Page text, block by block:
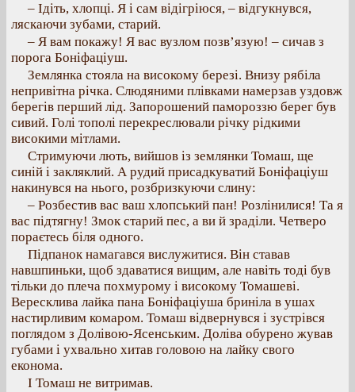
– Ідіть, хлопці. Я і сам відігріюся, – відгукнувся,
ляскаючи зубами, старий.
– Я вам покажу! Я вас вузлом позв’язую! – сичав з
порога Боніфаціуш.
Землянка стояла на високому березі. Внизу рябіла
непривітна річка. Слюдяними плівками намерзав уздовж
берегів перший лід. Запорошений памороззю берег був
сивий. Голі тополі перекреслювали річку рідкими
високими мітлами.
Стримуючи лють, вийшов із землянки Томаш, ще
синій і закляклий. А рудий присадкуватий Боніфаціуш
накинувся на нього, розбризкуючи слину:
– Розбестив вас ваш хлопський пан! Розлінилися! Та я
вас підтягну! Змок старий пес, а ви й зраділи. Четверо
пораєтесь біля одного.
Підпанок намагався вислужитися. Він ставав
навшпиньки, щоб здаватися вищим, але навіть тоді був
тільки до плеча похмурому і високому Томашеві.
Вересклива лайка пана Боніфаціуша бриніла в ушах
настирливим комаром. Томаш відвернувся і зустрівся
поглядом з Долівою-Ясенським. Доліва обурено жував
губами і ухвально хитав головою на лайку свого
економа.
І Томаш не витримав.